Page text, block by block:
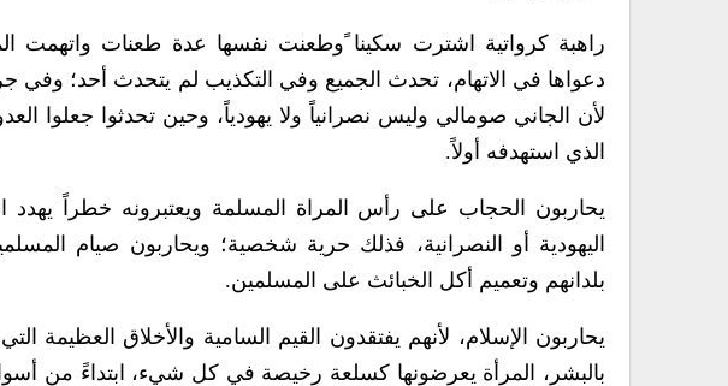
راهبة كرواتية اشترت سكينا ًوطعنت نفسها عدة طعنات
دعواها في الاتهام، تحدث الجميع وفي التكذيب لم يتحدث أحد؛ وفي
لأن الجاني صومالي وليس نصرانياً ولا يهودياً، وحين تحدثوا جعلوا
الذي استهدفه أولاً.
يحاربون الحجاب على رأس المراة المسلمة ويعتبرونه خطراً يهدد
اليهودية أو النصرانية، فذلك حرية شخصية؛ ويحاربون صيام
بلدانهم وتعميم أكل الخبائث على المسلمين.
يحاربون الإسلام، لأنهم يفتقدون القيم السامية والأخلاق العظيمة
بالبشر، المرأة يعرضونها كسلعة رخيصة في كل شيء، ابتداءً من